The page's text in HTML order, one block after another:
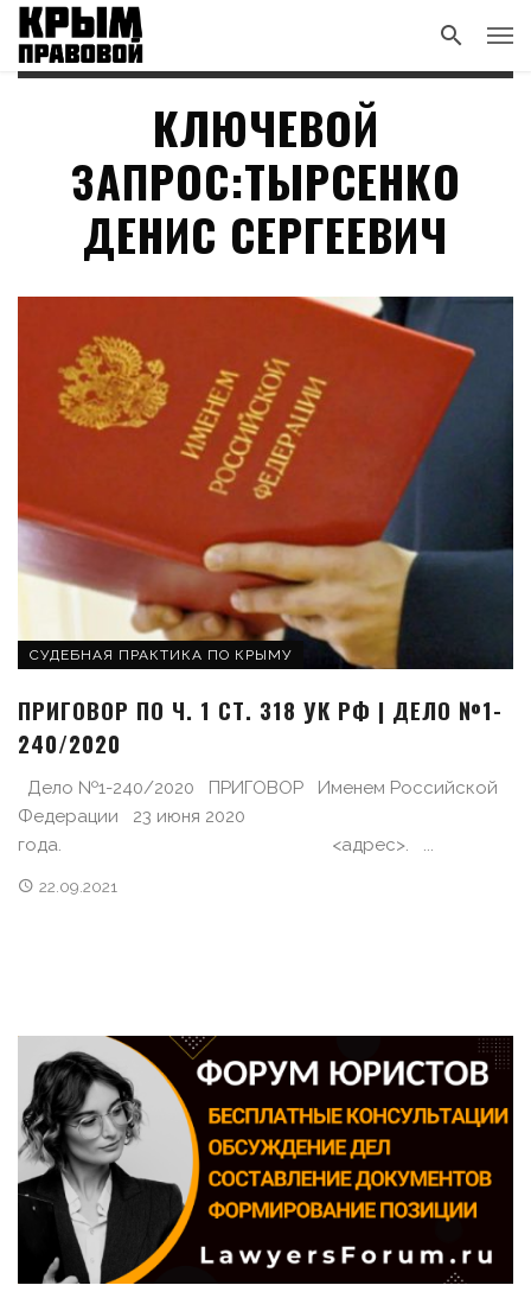
КЛЮЧЕВОЙ
ЗАПРОС:ТЫРСЕНКО
ДЕНИС СЕРГЕЕВИЧ
СУДЕБНАЯ ПРАКТИКА ПО КРЫМУ
ПРИГОВОР ПО Ч. 1 СТ. 318 УК РФ | ДЕЛО №1-
240/2020
Дело №1-240/2020 ПРИГОВОР Именем Российской
Федерации 23 июня 2020
года. <адрес>. ...
22.09.2021